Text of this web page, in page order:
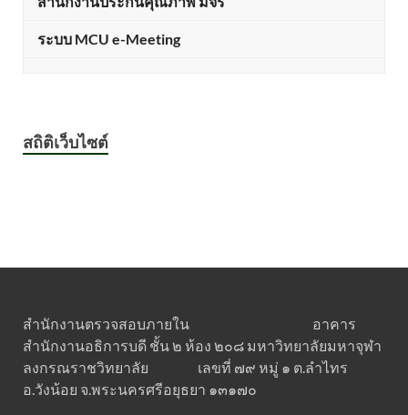
ระบบ MCU e-Meeting
สถิติเว็บไซต์
สำนักงานตรวจสอบภายใน อาคาร
สำนักงานอธิการบดี ชั้น ๒ ห้อง ๒๐๘ มหาวิทยาลัยมหาจุฬา
ลงกรณราชวิทยาลัย เลขที่ ๗๙ หมู่ ๑ ต.ลำไทร
อ.วังน้อย จ.พระนครศรีอยุธยา ๑๓๑๗๐